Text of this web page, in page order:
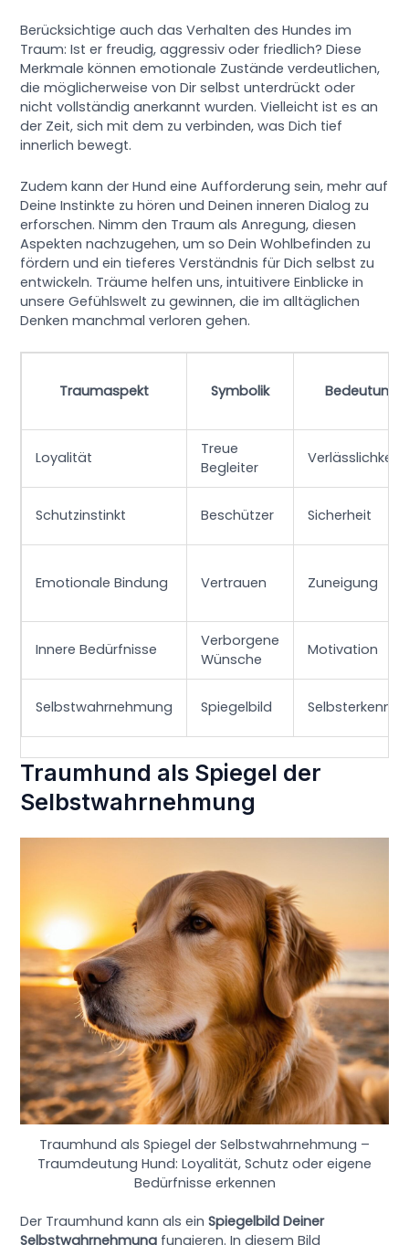
Berücksichtige auch das Verhalten des Hundes im
Traum: Ist er freudig, aggressiv oder friedlich? Diese
Merkmale können emotionale Zustände verdeutlichen,
die möglicherweise von Dir selbst unterdrückt oder
nicht vollständig anerkannt wurden. Vielleicht ist es an
der Zeit, sich mit dem zu verbinden, was Dich tief
innerlich bewegt.
Zudem kann der Hund eine Aufforderung sein, mehr auf
Deine Instinkte zu hören und Deinen inneren Dialog zu
erforschen. Nimm den Traum als Anregung, diesen
Aspekten nachzugehen, um so Dein Wohlbefinden zu
fördern und ein tieferes Verständnis für Dich selbst zu
entwickeln. Träume helfen uns, intuitivere Einblicke in
unsere Gefühlswelt zu gewinnen, die im alltäglichen
Denken manchmal verloren gehen.
Traumaspekt Symbolik Bedeutung
Loyalität
Treue
Begleiter
Verlässlichkeit
Schutzinstinkt Beschützer Sicherheit
Emotionale Bindung Vertrauen Zuneigung
Innere Bedürfnisse
Verborgene
Wünsche
Motivation
Selbstwahrnehmung Spiegelbild
Traumhund als Spiegel der
Selbstwahrnehmung
Traumhund als Spiegel der Selbstwahrnehmung –
Traumdeutung Hund: Loyalität, Schutz oder eigene
Bedürfnisse erkennen
Der Traumhund kann als einSpiegelbild Deiner
Selbstwahrnehmung fungieren. In diesem Bild